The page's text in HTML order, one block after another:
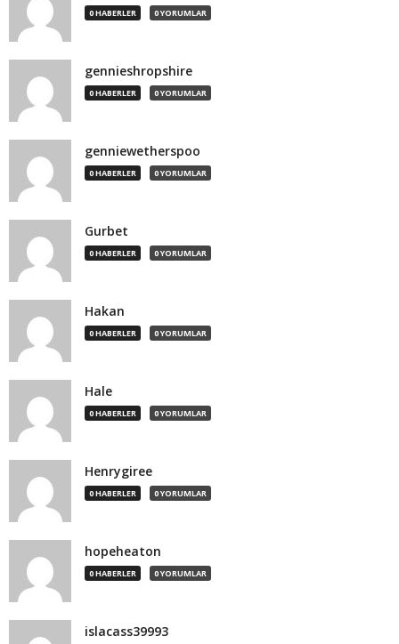
0 HABERLER 0 YORUMLAR
gennieshropshire
0 HABERLER 0 YORUMLAR
genniewetherspoo
0 HABERLER 0 YORUMLAR
Gurbet
0 HABERLER 0 YORUMLAR
Hakan
0 HABERLER 0 YORUMLAR
Hale
0 HABERLER 0 YORUMLAR
Henrygiree
0 HABERLER 0 YORUMLAR
hopeheaton
0 HABERLER 0 YORUMLAR
islacass39993